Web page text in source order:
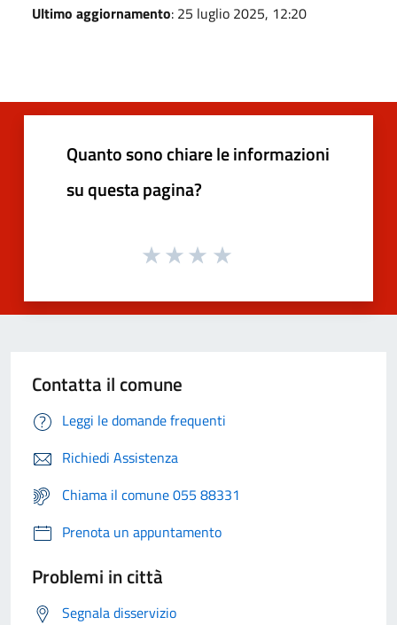
Ultimo aggiornamento: 25 luglio 2025, 12:20
Quanto sono chiare le informazioni
su questa pagina?
Contatta il comune
Leggi le domande frequenti
Richiedi Assistenza
Chiama il comune 055 88331
Prenota un appuntamento
Problemi in città
Segnala disservizio